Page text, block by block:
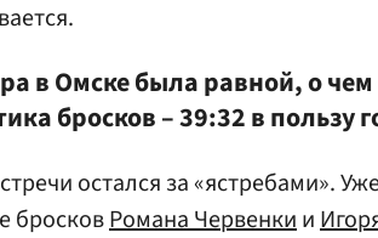
в Омске была равной, о
бросков – 39:32 в пользу
остался за «ястребами».
бросковРомана Червенкии